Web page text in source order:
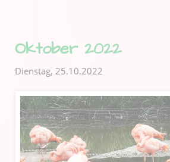
Oktober 2022
Dienstag, 25.10.2022